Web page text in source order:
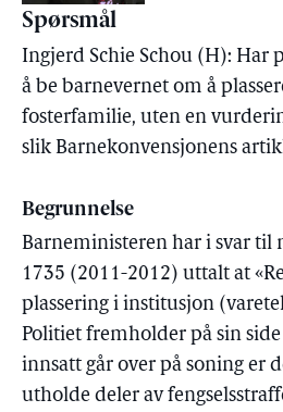
Spørsmål
Ingjerd Schie Schou (H):
å be barnevernet om å
fosterfamilie, uten en
slik Barnekonvensjonens
Begrunnelse
Barneministeren har i svar til
1735 (2011-2012) uttalt at
plassering i institusjon
Politiet fremholder på sin
innsatt går over på soning er
utholde deler av